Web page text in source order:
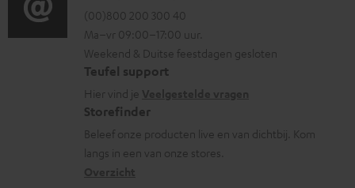
m
a
t
i
e
i
n
f
o
r
m
a
o
g
l
o
s
s
a
o
n
t
a
c
t
i
(00)800 200 300 40
Ma–vr 09:00–17:00 uur.
Weekend & Duitse feestdagen gesloten
Teufel support
Hier vind je
Storefinder
Beleef onze producten live en van dichtbij. Kom
langs in een van onze stores.